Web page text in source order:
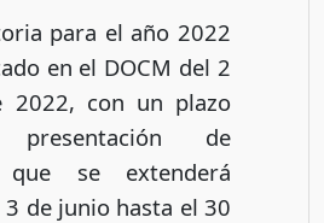
para el año 2022
en el DOCM del 2
2022, con un plazo
de
que se extenderá
3 de junio hasta el 30